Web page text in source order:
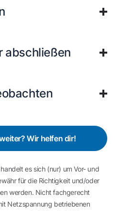
abschließen
Wir helfen dir!
es sich (nur) um Vor- und
für die Richtigkeit und/oder
werden. Nicht fachgerecht
Netzspannung betriebenen